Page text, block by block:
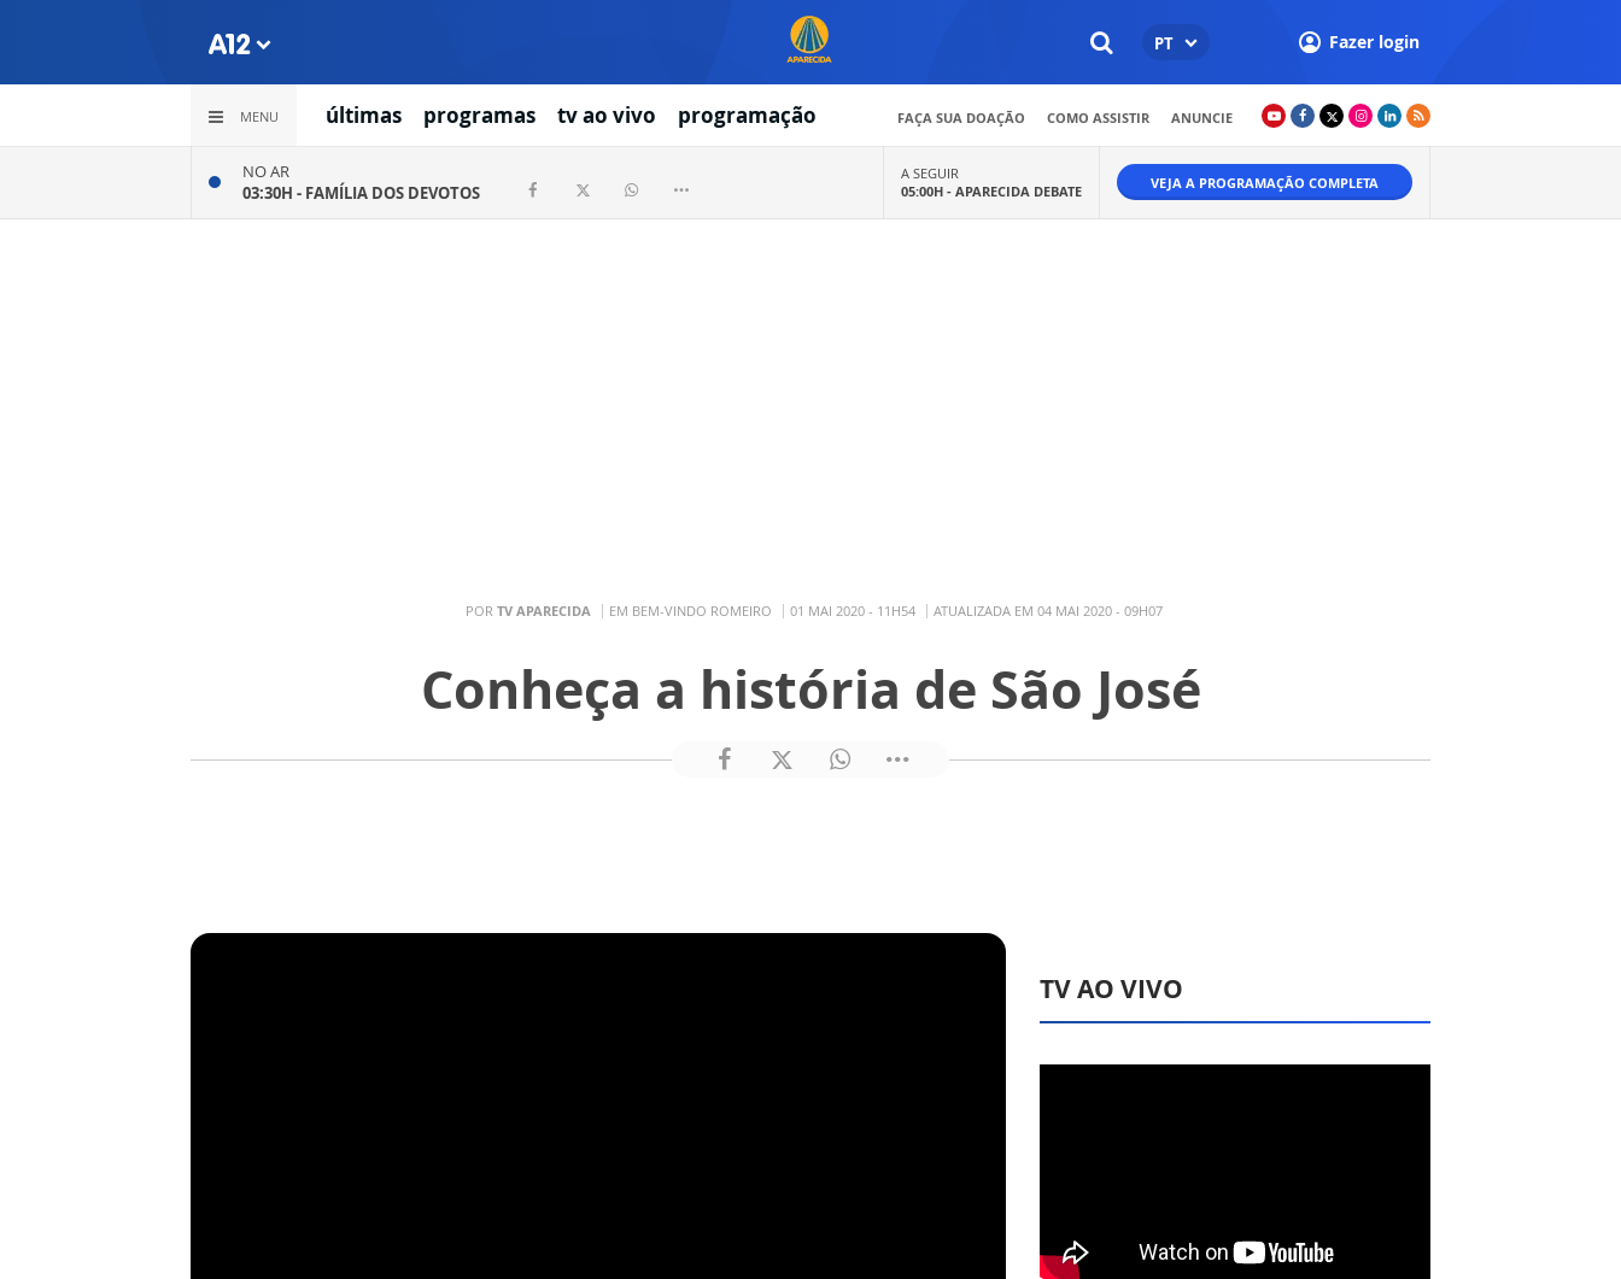
PT Fazer login
MENU últimas programas tv ao vivo programação FAÇA SUA DOAÇÃO COMO ASSISTIR ANUNCIE
NO AR
03:30H - FAMÍLIA DOS DEVOTOS
A SEGUIR
05:00H - APARECIDA DEBATE VEJA A PROGRAMAÇÃO COMPLETA
POR TV APARECIDA EM BEM-VINDO ROMEIRO 01 MAI 2020 - 11H54 ATUALIZADA EM 04 MAI 2020 - 09H07
Conheça a história de São José
TV AO VIVO